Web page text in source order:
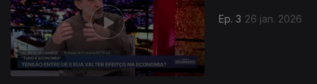
Ep. 3 26 jan. 2026